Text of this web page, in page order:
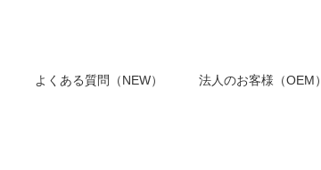
よくある質問（NEW） 法人のお客様（OEM）